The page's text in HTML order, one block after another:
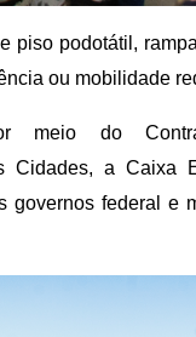
piso podotátil,
ou mobilidade
meio do
Cidades, a Caixa
governos federal e